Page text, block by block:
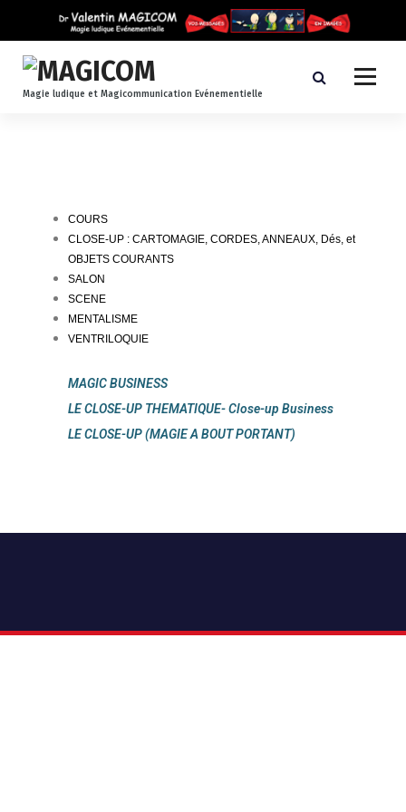
Magie ludique et Magicommunication Evénementielle
COURS
CLOSE-UP : CARTOMAGIE, CORDES, ANNEAUX, Dés, et
OBJETS COURANTS
SALON
SCENE
MENTALISME
VENTRILOQUIE
MAGIC BUSINESS
LE CLOSE-UP THEMATIQUE- Close-up Business
LE CLOSE-UP (MAGIE A BOUT PORTANT)